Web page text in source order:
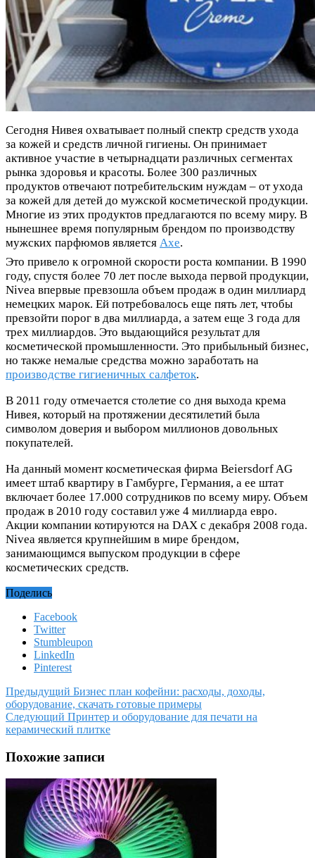
Сегодня Нивея охватывает полный спектр средств ухода
за кожей и средств личной гигиены. Он принимает
активное участие в четырнадцати различных сегментах
рынка здоровья и красоты. Более 300 различных
продуктов отвечают потребительским нуждам – от ухода
за кожей для детей до мужской косметической продукции.
Многие из этих продуктов предлагаются по всему миру. В
нынешнее время популярным брендом по производству
мужских парфюмов является Axe.
Это привело к огромной скорости роста компании. В 1990
году, спустя более 70 лет после выхода первой продукции,
Nivea впервые превзошла объем продаж в один миллиард
немецких марок. Ей потребовалось еще пять лет, чтобы
превзойти порог в два миллиарда, а затем еще 3 года для
трех миллиардов. Это выдающийся результат для
косметической промышленности. Это прибыльный бизнес,
но также немалые средства можно заработать на
производстве гигиеничных салфеток.
В 2011 году отмечается столетие со дня выхода крема
Нивея, который на протяжении десятилетий была
символом доверия и выбором миллионов довольных
покупателей.
На данный момент косметическая фирма Beiersdorf AG
имеет штаб квартиру в Гамбурге, Германия, а ее штат
включает более 17.000 сотрудников по всему миру. Объем
продаж в 2010 году составил уже 4 миллиарда евро.
Акции компании котируются на DAX с декабря 2008 года.
Nivea является крупнейшим в мире брендом,
занимающимся выпуском продукции в сфере
косметических средств.
Поделись
Facebook
Twitter
Stumbleupon
LinkedIn
Pinterest
Предыдущий Бизнес план кофейни: расходы, доходы,
оборудование, скачать готовые примеры
Следующий Принтер и оборудование для печати на
керамический плитке
Похожие записи